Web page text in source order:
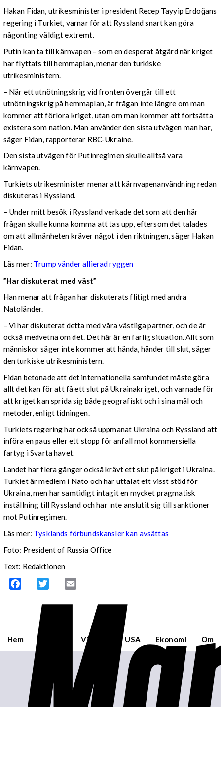
Hakan Fidan, utrikesminister i president Recep Tayyip Erdoğans
regering i Turkiet, varnar för att Ryssland snart kan göra
någonting väldigt extremt.
Putin kan ta till kärnvapen – som en desperat åtgärd när kriget
har flyttats till hemmaplan, menar den turkiske
utrikesministern.
– När ett utnötningskrig vid fronten övergår till ett
utnötningskrig på hemmaplan, är frågan inte längre om man
kommer att förlora kriget, utan om man kommer att fortsätta
existera som nation. Man använder den sista utvägen man har,
säger Fidan, rapporterar RBC-Ukraine.
Den sista utvägen för Putinregimen skulle alltså vara
kärnvapen.
Turkiets utrikesminister menar att kärnvapenanvändning redan
diskuteras i Ryssland.
– Under mitt besök i Ryssland verkade det som att den här
frågan skulle kunna komma att tas upp, eftersom det talades
om att allmänheten kräver något i den riktningen, säger Hakan
Fidan.
Läs mer: Trump vänder allierad ryggen
”Har diskuterat med väst”
Han menar att frågan har diskuterats flitigt med andra
Natoländer.
– Vi har diskuterat detta med våra västliga partner, och de är
också medvetna om det. Det här är en farlig situation. Allt som
människor säger inte kommer att hända, händer till slut, säger
den turkiske utrikesministern.
Fidan betonade att det internationella samfundet måste göra
allt det kan för att få ett slut på Ukrainakriget, och varnade för
att kriget kan sprida sig både geografiskt och i sina mål och
metoder, enligt tidningen.
Turkiets regering har också uppmanat Ukraina och Ryssland att
införa en paus eller ett stopp för anfall mot kommersiella
fartyg i Svarta havet.
Landet har flera gånger också krävt ett slut på kriget i Ukraina.
Turkiet är medlem i Nato och har uttalat ett visst stöd för
Ukraina, men har samtidigt intagit en mycket pragmatisk
inställning till Ryssland och har inte anslutit sig till sanktioner
mot Putinregimen.
Läs mer: Tysklands förbundskansler kan avsättas
Foto: President of Russia Office
Text: Redaktionen
Facebook Twitter
Hem Världen USA Ekonomi Om